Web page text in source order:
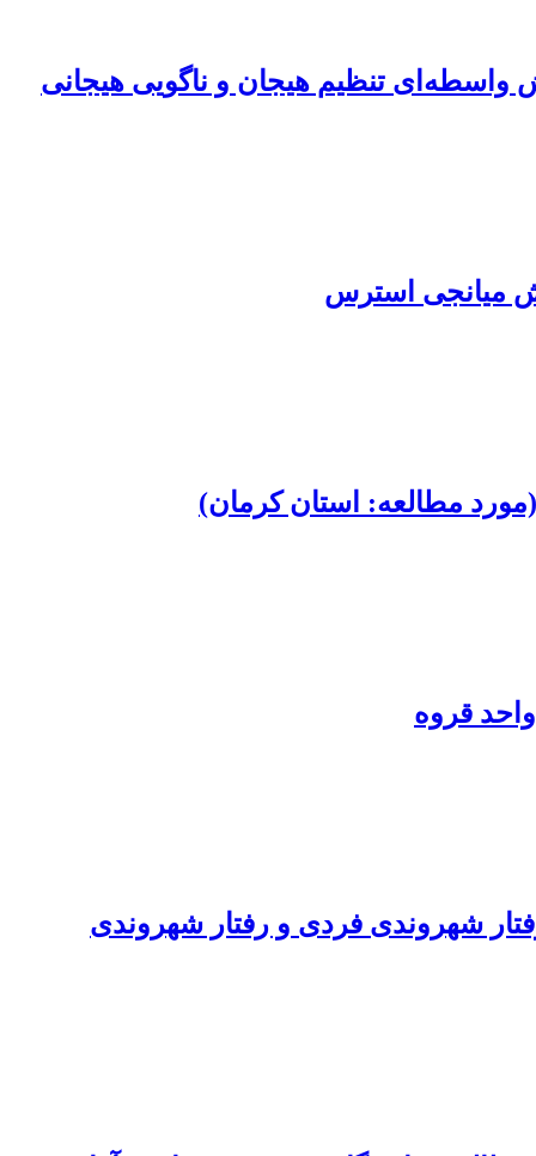
تنظیم هیجان و ناگویی هیجانی
میانجی استرس
مطالعه: استان کرمان)
قروه
شهروندی فردی و رفتار شهروندی